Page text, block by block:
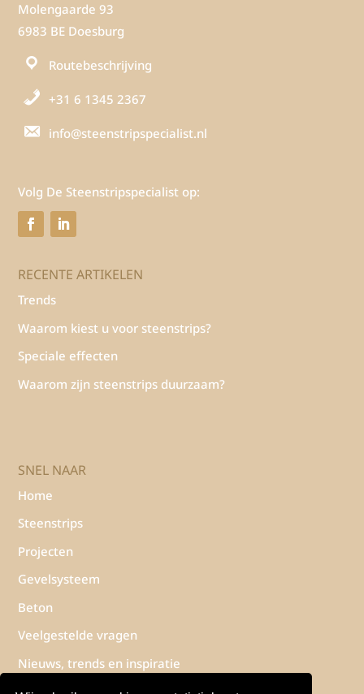
Molengaarde 93
6983 BE Doesburg
Routebeschrijving
+31 6 1345 2367
info@steenstripspecialist.nl
Volg De Steenstripspecialist op:
RECENTE ARTIKELEN
Trends
Waarom kiest u voor steenstrips?
Speciale effecten
Waarom zijn steenstrips duurzaam?
SNEL NAAR
Home
Steenstrips
Projecten
Gevelsysteem
Beton
Veelgestelde vragen
Nieuws, trends en inspiratie